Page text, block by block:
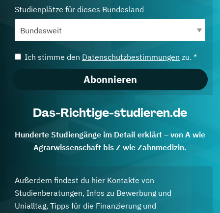
Studienplätze für dieses Bundesland
Ich stimme den Datenschutzbestimmungen zu. *
Abonnieren
Das-Richtige-studieren.de
Hunderte Studiengänge im Detail erklärt – von A wie
Agrarwissenschaft bis Z wie Zahnmedizin.
Außerdem findest du hier Kontakte von
Studienberatungen, Infos zu Bewerbung und
Unialltag, Tipps für die Finanzierung und